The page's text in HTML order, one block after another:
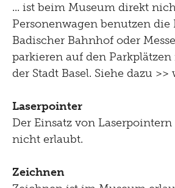
... ist beim Museum direkt
Personenwagen benutzen die
Badischer Bahnhof oder
parkieren auf den Parkplätzen
der Stadt Basel. Siehe dazu >>
Laserpointer
Der Einsatz von
nicht erlaubt.
Zeichnen